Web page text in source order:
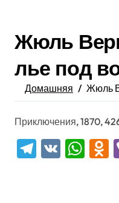
Жюль
лье под
Домашняя Жюль
Приключения, 1870,
Telegram
VK